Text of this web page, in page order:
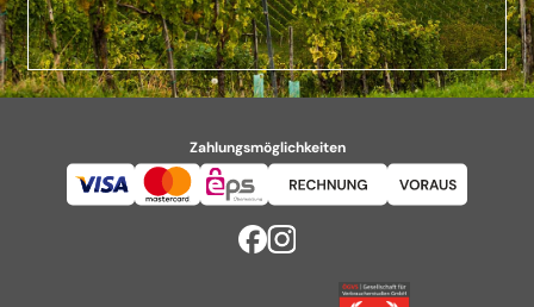
Zahlungsmöglichkeiten